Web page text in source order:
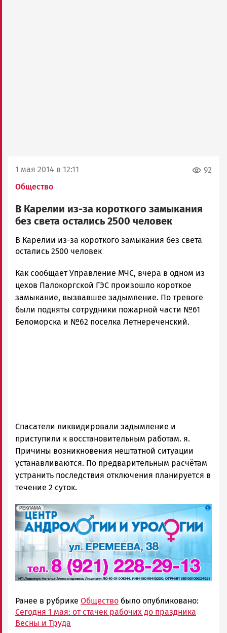
1 мая 2014 в 12:11
Общество
92
В Карелии из-за короткого замыкания
без света остались 2500 человек
admintimur
Новости
и
Карелии
|
Петрозаводск
ГОВОРИТ
В Карелии из-за короткого замыкания без света
остались 2500 человек
Как сообщает Управление МЧС, вчера в одном из
цехов Палокоргской ГЭС произошло короткое
замыкание, вызвавшее задымление. По тревоге
были подняты сотрудники пожарной части №61
Беломорска и №62 поселка Летнереченский.
Спасатели ликвидировали задымление и
приступили к восстановительным работам. я.
Причины возникновения нештатной ситуации
устанавливаются. По предварительным расчётам
устранить последствия отключения планируется в
течение 2 суток.
erid: 2SDnjek5YUa
РЕКЛАМА
Реклама
Ранее в рубрике Общество было опубликовано:
Сегодня 1 мая: от стачек рабочих до праздника
Весны и Труда